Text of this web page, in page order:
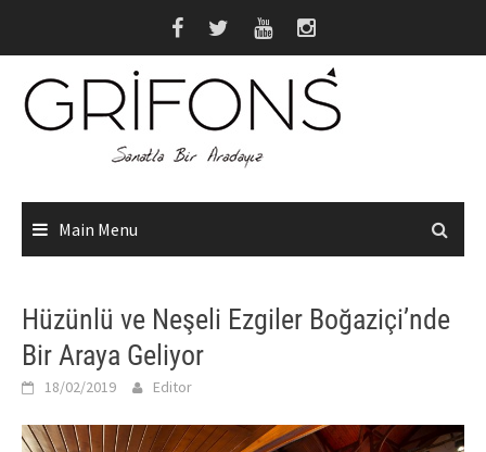
Main Menu
Hüzünlü ve Neşeli Ezgiler Boğaziçi’nde
Bir Araya Geliyor
18/02/2019 Editor